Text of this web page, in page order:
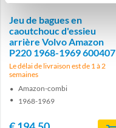
Jeu de bagues en
caoutchouc d'essieu
arrière Volvo Amazon
P220 1968-1969 600407
Le délai de livraison est de 1 à 2
semaines
Amazon-combi
1968-1969